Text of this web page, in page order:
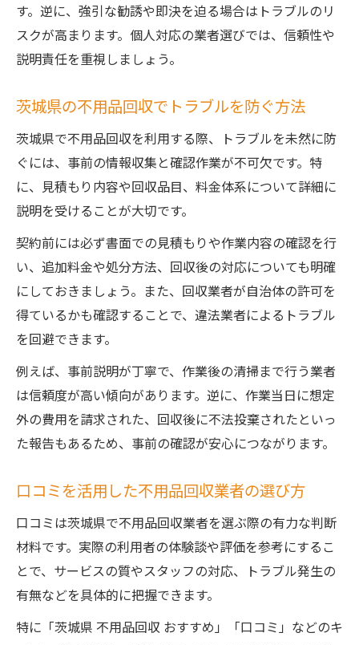
す。逆に、強引な勧誘や即決を迫る場合はトラブルのリ
スクが高まります。個人対応の業者選びでは、信頼性や
説明責任を重視しましょう。
茨城県の不用品回収でトラブルを防ぐ方法
茨城県で不用品回収を利用する際、トラブルを未然に防
ぐには、事前の情報収集と確認作業が不可欠です。特
に、見積もり内容や回収品目、料金体系について詳細に
説明を受けることが大切です。
契約前には必ず書面での見積もりや作業内容の確認を行
い、追加料金や処分方法、回収後の対応についても明確
にしておきましょう。また、回収業者が自治体の許可を
得ているかも確認することで、違法業者によるトラブル
を回避できます。
例えば、事前説明が丁寧で、作業後の清掃まで行う業者
は信頼度が高い傾向があります。逆に、作業当日に想定
外の費用を請求された、回収後に不法投棄されたといっ
た報告もあるため、事前の確認が安心につながります。
口コミを活用した不用品回収業者の選び方
口コミは茨城県で不用品回収業者を選ぶ際の有力な判断
材料です。実際の利用者の体験談や評価を参考にするこ
とで、サービスの質やスタッフの対応、トラブル発生の
有無などを具体的に把握できます。
特に「茨城県 不用品回収 おすすめ」「口コミ」などのキ